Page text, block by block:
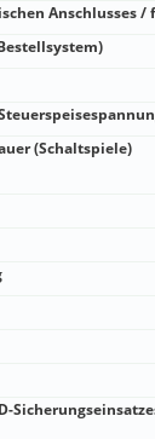
Anschlusses /
(Schaltspiele)